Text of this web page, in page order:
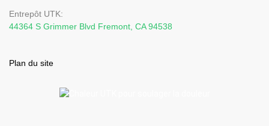
Entrepôt UTK:
44364 S Grimmer Blvd Fremont, CA 94538
Plan du site